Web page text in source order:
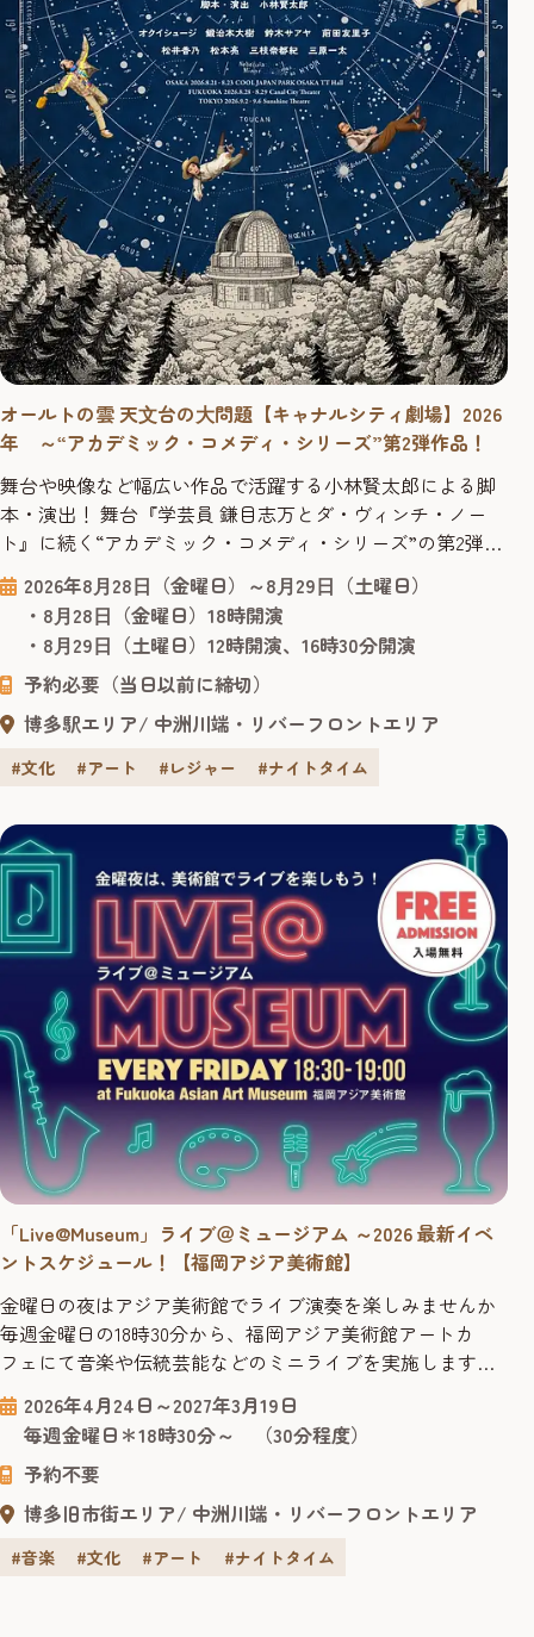
オールトの雲 天⽂台の⼤問題【キャナルシティ劇場】2026
年 ～“アカデミック・コメディ・シリーズ”第2弾作品！
舞台や映像など幅広い作品で活躍する小林賢太郎による脚
本・演出！ 舞台『学芸員 鎌目志万とダ・ヴィンチ・ノー
ト』に続く“アカデミック・コメディ・シリーズ”の第2弾作
品！ 2025年1月に上演されご好評をいただいた舞台『学芸
員 鎌目志万とダ・ヴィンチ・ノート』に続く“アカデミッ
ク・コメディ・シリーズ”の第2弾作品。脚本・演出は前作
同様、舞台や映像など幅広い作品で活躍する小林賢太郎が
務めます。 出...
2026年8⽉28⽇（金曜日）～8⽉29⽇（土曜日）
・8⽉28⽇（金曜日）18時開演
・8⽉29⽇（土曜日）12時開演、16時30分開演
予約必要（当日以前に締切）
博多駅エリア
中洲川端・リバーフロントエリア
#文化 #アート #レジャー #ナイトタイム
「Live@Museum」ライブ＠ミュージアム ～2026 最新イベ
ントスケジュール！【福岡アジア美術館】
金曜日の夜はアジア美術館でライブ演奏を楽しみませんか
毎週金曜日の18時30分から、福岡アジア美術館アートカ
フェにて音楽や伝統芸能などのミニライブを実施します。
会場内のミュージアムカフェでは、オリジナルブレンド
コーヒーのほか、クラフトビール等のアルコールメニュー
もご用意。 また、金曜夜は20時までアジア美術館が開館し
ています。ドリンクを楽しみながらライブ鑑賞をした後
は、夜のギャラリーでアー...
2026年4月24日～2027年3月19日
毎週金曜日＊18時30分～ （30分程度）
予約不要
博多旧市街エリア
中洲川端・リバーフロントエリア
#音楽 #文化 #アート #ナイトタイム